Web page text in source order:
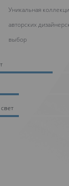
Уникальная
авторских
выбор